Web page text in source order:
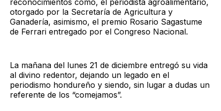
otorgado por la Secretaría de Agricultura y
Ganadería, asimismo, el premio Rosario Sagastume
de Ferrari entregado por el Congreso Nacional.
La mañana del lunes 21 de diciembre entregó su vida
al divino redentor, dejando un legado en el
periodismo hondureño y siendo, sin lugar a dudas un
referente de los “comejamos”.